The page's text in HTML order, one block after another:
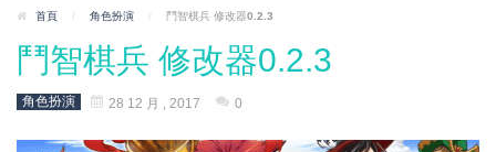
首頁 / 角色扮演 / 鬥智棋兵 修改器0.2.3
鬥智棋兵 修改器0.2.3
角色扮演 28 12 月 , 2017 0